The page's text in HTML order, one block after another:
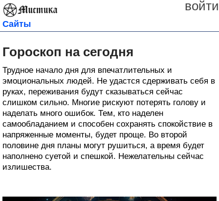
войти
Сайты
Гороскоп на сегодня
Трудное начало дня для впечатлительных и
эмоциональных людей. Не удастся сдерживать себя в
руках, переживания будут сказываться сейчас
слишком сильно. Многие рискуют потерять голову и
наделать много ошибок. Тем, кто наделен
самообладанием и способен сохранять спокойствие в
напряженные моменты, будет проще. Во второй
половине дня планы могут рушиться, а время будет
наполнено суетой и спешкой. Нежелательны сейчас
излишества.